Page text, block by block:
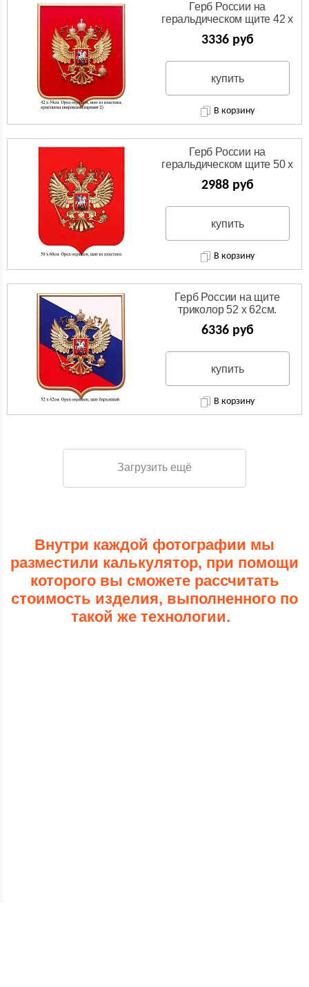
Герб России на
геральдическом щите 42 х
50 см с рамкой 6
вариантов изготовления.
3336 руб
купить
В корзину
Герб России на
геральдическом щите 50 х
60см. 4 варианта
изготовления.
2988 руб
купить
В корзину
Герб России на щите
триколор 52 х 62см.
6336 руб
купить
В корзину
Загрузить ещё
Внутри каждой фотографии мы
разместили калькулятор, при помощи
которого вы сможете рассчитать
стоимость изделия, выполненного по
такой же технологии.